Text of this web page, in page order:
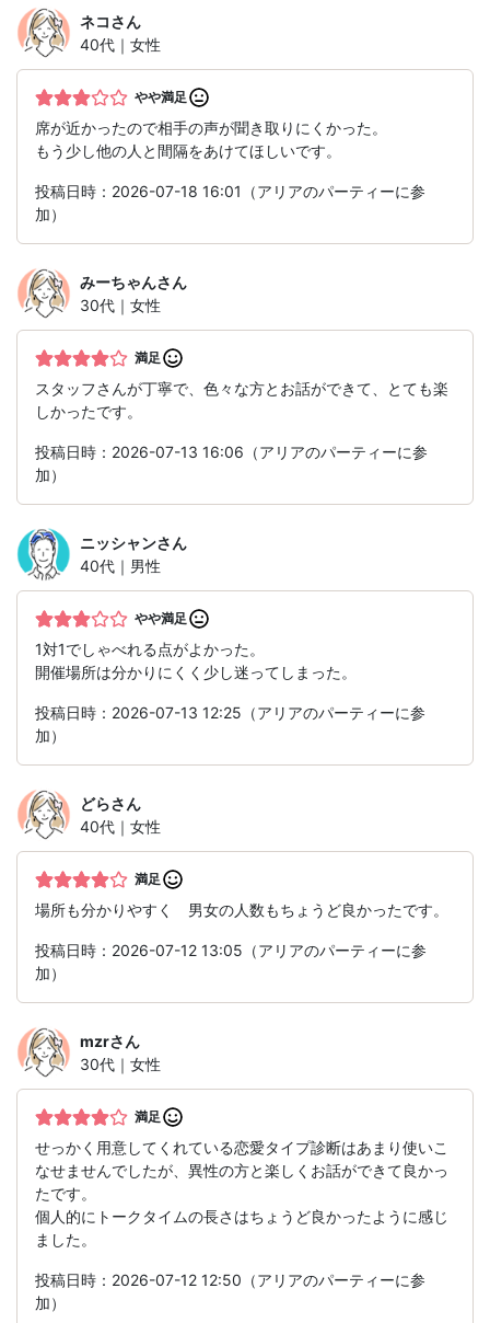
ネコさん
40代｜女性
やや満足
席が近かったので相手の声が聞き取りにくかった。
もう少し他の人と間隔をあけてほしいです。
投稿日時：2026-07-18 16:01（アリアのパーティーに参
加）
みーちゃんさん
30代｜女性
満足
スタッフさんが丁寧で、色々な方とお話ができて、とても楽
しかったです。
投稿日時：2026-07-13 16:06（アリアのパーティーに参
加）
ニッシャンさん
40代｜男性
やや満足
1対1でしゃべれる点がよかった。
開催場所は分かりにくく少し迷ってしまった。
投稿日時：2026-07-13 12:25（アリアのパーティーに参
加）
どらさん
40代｜女性
満足
場所も分かりやすく 男女の人数もちょうど良かったです。
投稿日時：2026-07-12 13:05（アリアのパーティーに参
加）
mzrさん
30代｜女性
満足
せっかく用意してくれている恋愛タイプ診断はあまり使いこ
なせませんでしたが、異性の方と楽しくお話ができて良かっ
たです。
個人的にトークタイムの長さはちょうど良かったように感じ
ました。
投稿日時：2026-07-12 12:50（アリアのパーティーに参
加）